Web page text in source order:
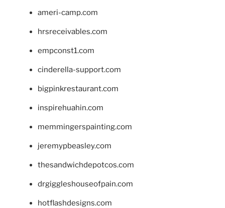
ameri-camp.com
hrsreceivables.com
empconst1.com
cinderella-support.com
bigpinkrestaurant.com
inspirehuahin.com
memmingerspainting.com
jeremypbeasley.com
thesandwichdepotcos.com
drgiggleshouseofpain.com
hotflashdesigns.com